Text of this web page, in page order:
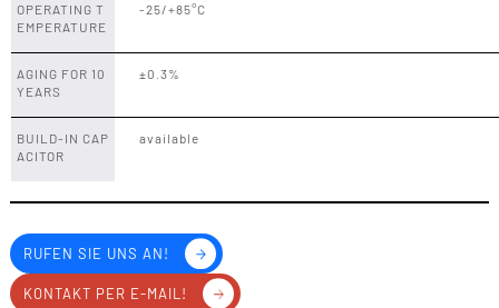
OPERATING T
EMPERATURE
-25/+85°C
AGING FOR 10
YEARS
±0.3%
BUILD-IN CAP
ACITOR
available
RUFEN SIE UNS AN!
KONTAKT PER E-MAIL!